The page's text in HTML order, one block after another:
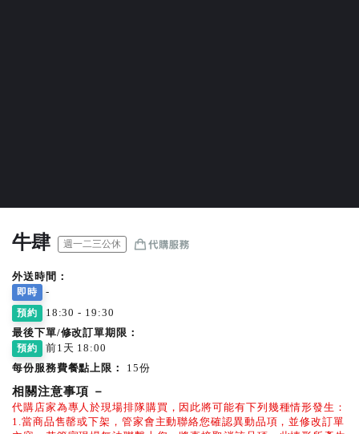
牛肆 週一二三公休
外送時間：
即時 -
預約
18:30 - 19:30
最後下單/修改訂單期限：
預約
前1天 18:00
每份服務費餐點上限： 15份
相關注意事項 －
代購店家為專人於現場排隊購買，因此將可能有下列幾種情形發生：
1.當商品售罄或下架，管家會主動聯絡您確認異動品項，並修改訂單